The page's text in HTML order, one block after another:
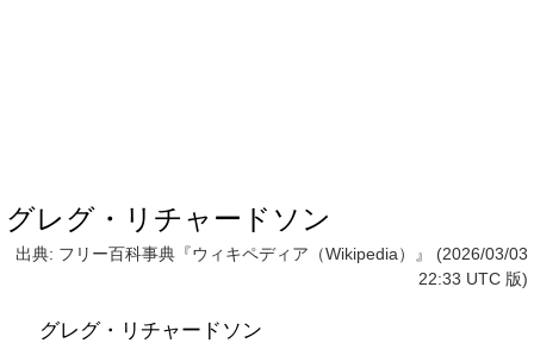
グレグ・リチャードソン
出典: フリー百科事典『ウィキペディア（Wikipedia）』 (2026/03/03
22:33 UTC 版)
グレグ・リチャードソン